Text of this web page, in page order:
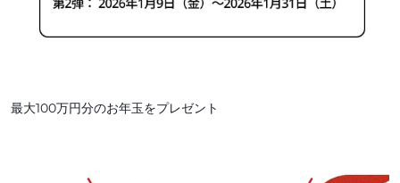
最大100万円分のお年玉をプレゼント